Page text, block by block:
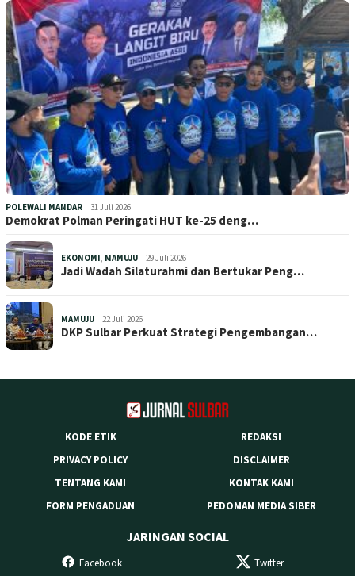
POLEWALI MANDAR 31 Juli 2026
Demokrat Polman Peringati HUT ke-25 deng…
EKONOMI, MAMUJU 29 Juli 2026
Jadi Wadah Silaturahmi dan Bertukar Peng…
MAMUJU 22 Juli 2026
DKP Sulbar Perkuat Strategi Pengembangan…
KODE ETIK
REDAKSI
PRIVACY POLICY
DISCLAIMER
TENTANG KAMI
KONTAK KAMI
FORM PENGADUAN
PEDOMAN MEDIA SIBER
JARINGAN SOCIAL
Facebook Twitter